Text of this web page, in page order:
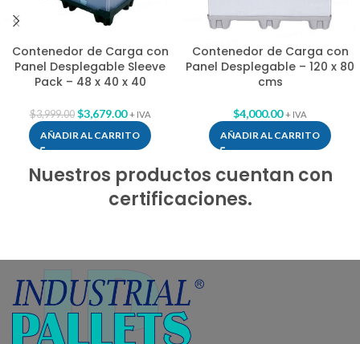
Contenedor de Carga con
Panel Desplegable Sleeve
Pack – 48 x 40 x 40
$3,999.00 $3,679.00 + IVA
AÑADIR AL CARRITO
Contenedor de Carga con
Panel Desplegable – 120 x 80
cms
$4,000.00 + IVA
AÑADIR AL CARRITO
Nuestros productos cuentan con
certificaciones.